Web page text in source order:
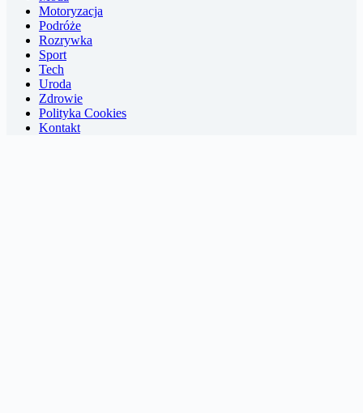
Motoryzacja
Podróże
Rozrywka
Sport
Tech
Uroda
Zdrowie
Polityka Cookies
Kontakt